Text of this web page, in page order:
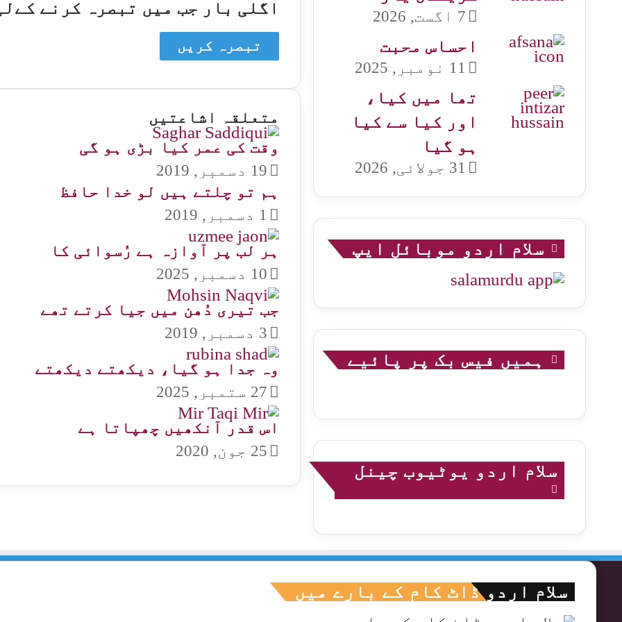
اگلی بار جب میں تبصرہ کرنے
متعلقہ اشاعتیں
وقت کی عمر کیا بڑی ہو گی
19 دسمبر, 2019
ہم تو چلتے ہیں لو خدا حافظ
1 دسمبر, 2019
ہر لب پر آوازہ ہے رُسوائی کا
10 دسمبر, 2025
جب تیری دُھن میں جیا کرتے تھے
3 دسمبر, 2019
وہ جدا ہو گیا، دیکھتے دیکھتے
27 ستمبر, 2025
اس قدر آنکھیں چھپاتا ہے
25 جون, 2020
7 اگست, 2026
احساس محبت
11 نومبر, 2025
تھا میں کیا،
اور کیا سے کیا
ہو گیا
31 جولائی, 2026
سلام اردو موبائل ایپ
ہمیں فیس بک پر پائیے
سلام اردو یوٹیوب چینل
سلام اردو ڈاٹ کام کے بارے میں